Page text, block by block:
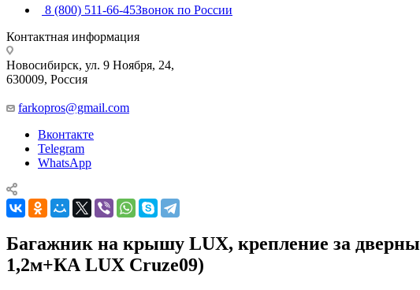
8 (800) 511-66-45Звонок по России
Контактная информация
Новосибирск, ул. 9 Ноября, 24,
630009, Россия
farkopros@gmail.com
Вконтакте
Telegram
WhatsApp
Багажник на крышу LUX, крепление за
1,2м+КА LUX Cruze09)